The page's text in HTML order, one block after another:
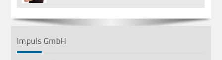
Impuls GmbH